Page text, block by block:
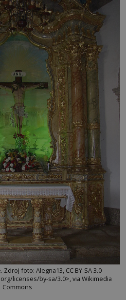
foto: Alegna13, CC BY-SA 3.0
licenses/by-sa/3.0>, via Wikimedia
Commons